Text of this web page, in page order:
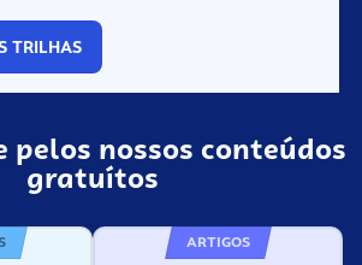
TRILHAS
pelos nossos conteúdos
gratuítos
ARTIGOS